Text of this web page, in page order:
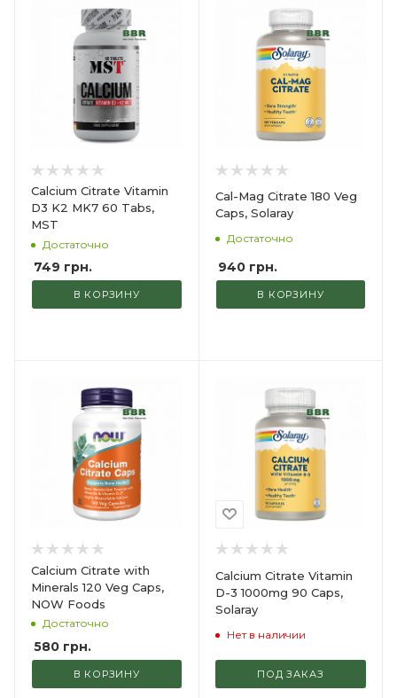
Calcium Citrate Vitamin
D3 K2 MK7 60 Tabs,
MST
Достаточно
749 грн.
В КОРЗИНУ
Cal-Mag Citrate 180 Veg
Caps, Solaray
Достаточно
940грн.
В КОРЗИНУ
Calcium Citrate with
Minerals 120 Veg Caps,
NOW Foods
Достаточно
580 грн.
В КОРЗИНУ
Calcium Citrate Vitamin
D-3 1000mg 90 Caps,
Solaray
Нет в наличии
ПОД ЗАКАЗ